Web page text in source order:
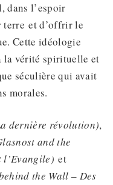
dans l’espoir
terre et d’offrir le
Cette idéologie
la vérité spirituelle et
séculière qui avait
morales.
dernière révolution),
and the
l’Evangile)et
the Wall – Des